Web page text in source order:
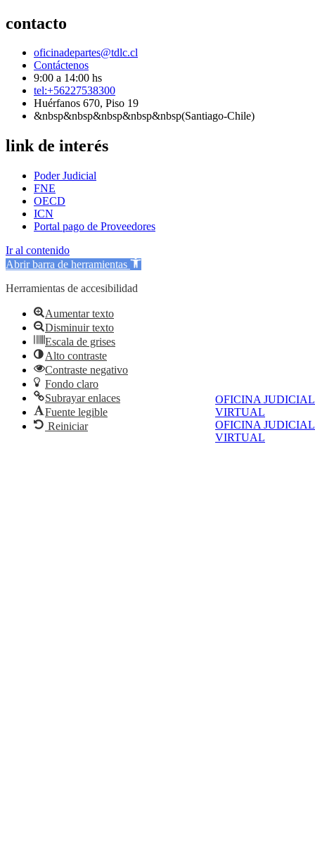
OFICINA JUDICIAL
VIRTUAL
OFICINA JUDICIAL
VIRTUAL
contacto
oficinadepartes@tdlc.cl
Contáctenos
9:00 a 14:00 hs
tel:+56227538300
Huérfanos 670, Piso 19
&nbsp&nbsp&nbsp&nbsp&nbsp(Santiago-Chile)
link de interés
Poder Judicial
FNE
OECD
ICN
Portal pago de Proveedores
Ir al contenido
Abrir barra de herramientas
Herramientas de accesibilidad
Aumentar texto
Disminuir texto
Escala de grises
Alto contraste
Contraste negativo
Fondo claro
Subrayar enlaces
Fuente legible
Reiniciar